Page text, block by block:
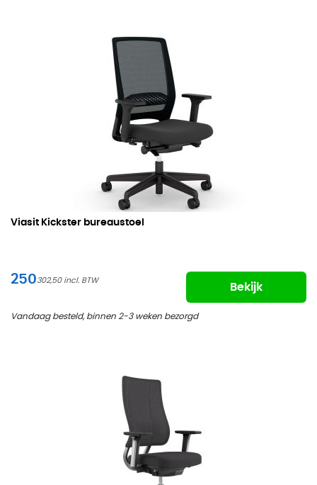
Viasit Kickster bureaustoel
250302,50
Bekijk
Vandaag besteld, binnen 2-3 weken bezorgd